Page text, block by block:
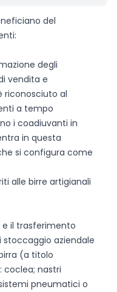
del
degli
vendita e
riconosciuto al
a tempo
i coadiuvanti in
in questa
si configura come
alle birre artigianali
il trasferimento
aziendale
(a titolo
coclea; nastri
pneumatici o